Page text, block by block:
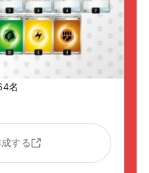
名
する